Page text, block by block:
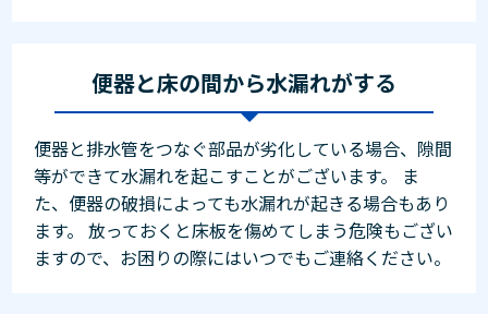
便器と床の間から水漏れがする
便器と排水管をつなぐ部品が劣化している場合、隙間
等ができて水漏れを起こすことがございます。 ま
た、便器の破損によっても水漏れが起きる場合もあり
ます。 放っておくと床板を傷めてしまう危険もござい
ますので、お困りの際にはいつでもご連絡ください。